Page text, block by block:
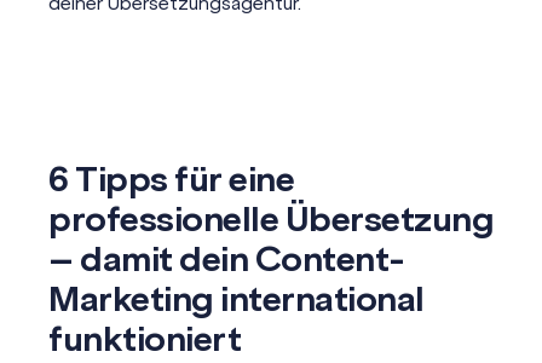
6 Tipps für eine
professionelle Übersetzung
– damit dein Content-
Marketing international
funktioniert